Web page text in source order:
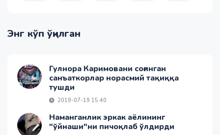
Энг кўп ўқилган
Гулнора Каримовани соғинган
санъаткорлар норасмий тақиққа
тушди
2019-07-19 15:40
Наманганлик эркак аёлининг
"ўйнаши"ни пичоқлаб ўлдирди